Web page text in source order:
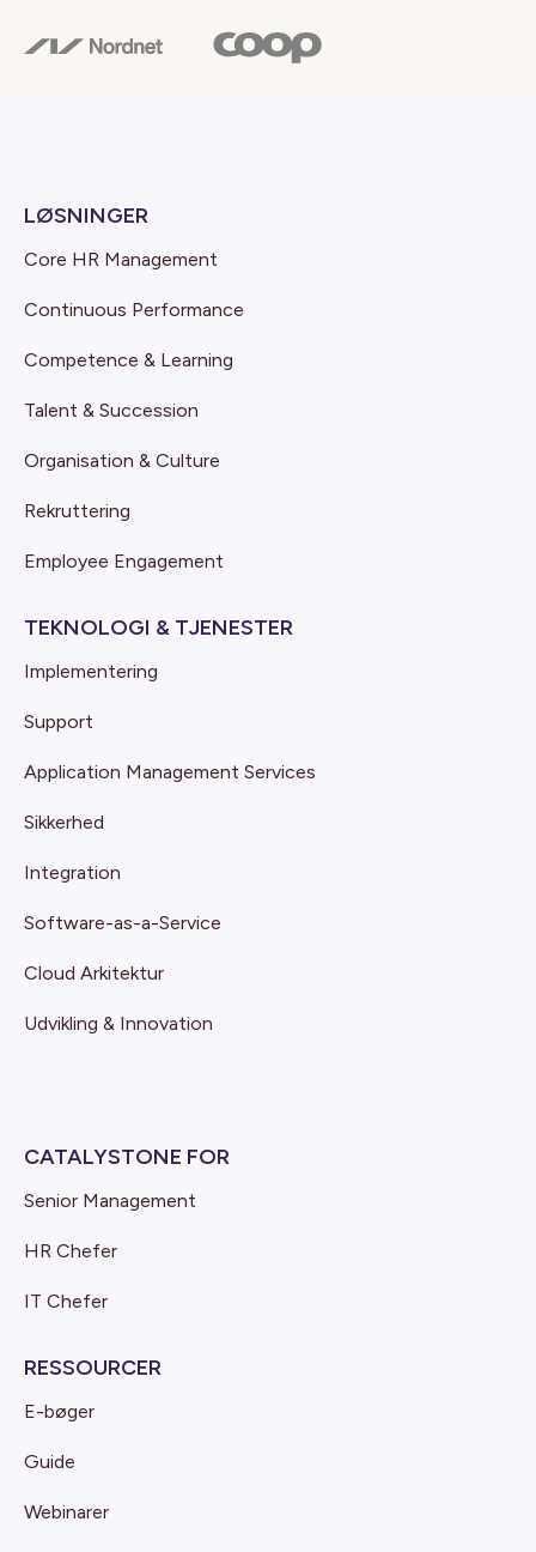
LØSNINGER
Core HR Management
Continuous Performance
Competence & Learning
Talent & Succession
Organisation & Culture
Rekruttering
Employee Engagement
TEKNOLOGI & TJENESTER
Implementering
Support
Application Management Services
Sikkerhed
Integration
Software-as-a-Service
Cloud Arkitektur
Udvikling & Innovation
CATALYSTONE FOR
Senior Management
HR Chefer
IT Chefer
RESSOURCER
E-bøger
Guide
Webinarer